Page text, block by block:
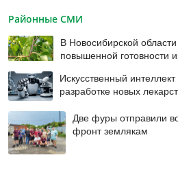
Районные СМИ
В Новосибирской
повышенной готовности
Искусственный
разработке новых
Две фуры отправили
фронт землякам